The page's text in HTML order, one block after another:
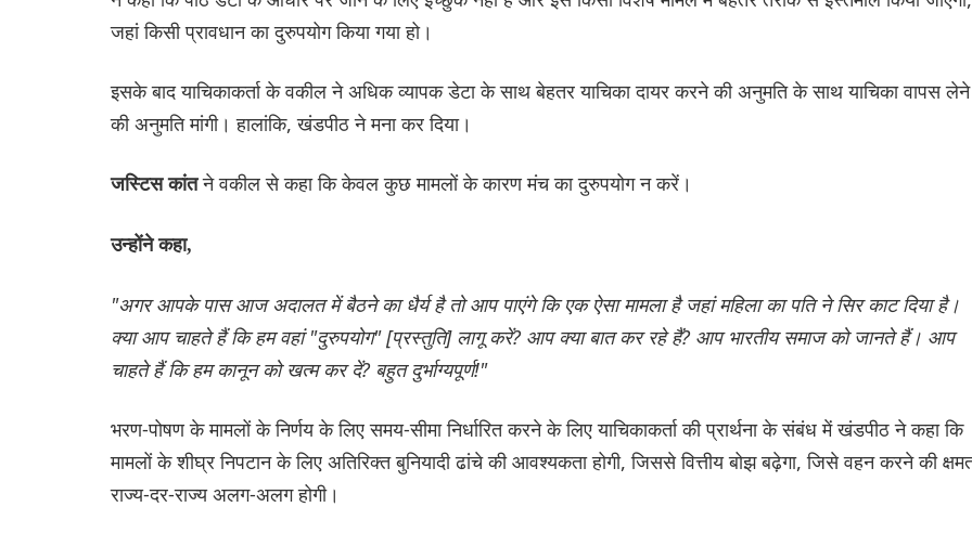
जहां किसी प्रावधान का दुरुपयोग किया गया हो।
इसके बाद याचिकाकर्ता के वकील ने अधिक व्यापक डेटा के साथ बेहतर याचिका दायर करने की अनुमति के साथ याचिका वापस लेने
की अनुमति मांगी। हालांकि, खंडपीठ ने मना कर दिया।
जस्टिस कांतने वकील से कहा कि केवल कुछ मामलों के कारण मंच का दुरुपयोग न करें।
उन्होंने कहा,
"अगर आपके पास आज अदालत में बैठने का धैर्य है तो आप पाएंगे कि एक ऐसा मामला है जहां महिला का पति ने सिर काट दिया है।
क्या आप चाहते हैं कि हम वहां "दुरुपयोग" [प्रस्तुति] लागू करें? आप क्या बात कर रहे हैं? आप भारतीय समाज को जानते हैं। आप
चाहते हैं कि हम कानून को खत्म कर दें? बहुत दुर्भाग्यपूर्ण!"
भरण-पोषण के मामलों के निर्णय के लिए समय-सीमा निर्धारित करने के लिए याचिकाकर्ता की प्रार्थना के संबंध में खंडपीठ ने कहा कि
मामलों के शीघ्र निपटान के लिए अतिरिक्त बुनियादी ढांचे की आवश्यकता होगी, जिससे वित्तीय बोझ बढ़ेगा, जिसे वहन करने की
राज्य-दर-राज्य अलग-अलग होगी।